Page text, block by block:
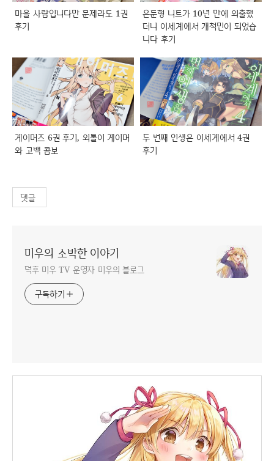
마을 사람입니다만 문제라도 1권
후기
은둔형 니트가 10년 만에 외출했
더니 이세계에서 개척민이 되었습
니다 후기
게이머즈 6권 후기, 외톨이 게이머
와 고백 콤보
두 번째 인생은 이세계에서 4권
후기
댓글
미우의 소박한 이야기
덕후 미우 TV 운영자 미우의 블로그
구독하기